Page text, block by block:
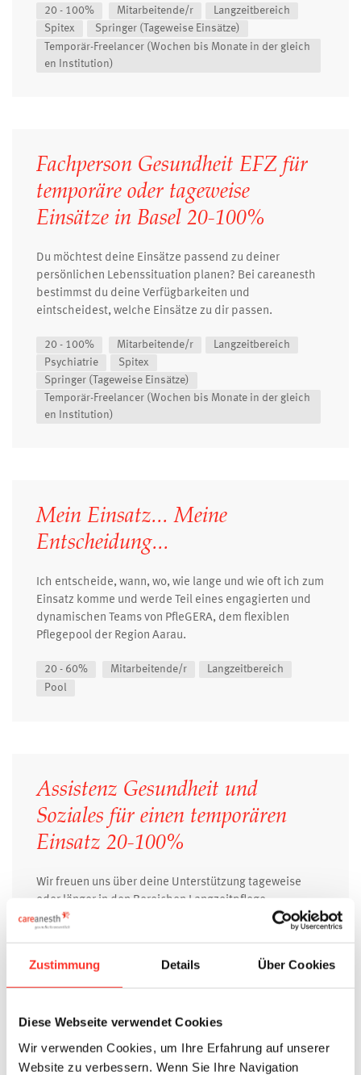
Zustimmung Details Über Cookies
Diese Webseite verwendet Cookies
Wir verwenden Cookies, um Ihre Erfahrung auf unserer
Website zu verbessern. Wenn Sie Ihre Navigation
20 - 100% Mitarbeitende/r
Langzeitbereich
Spitex
Springer (Tageweise Einsätze)
Temporär-Freelancer (Wochen bis Monate in der gleich
en Institution)
Fachperson Gesundheit EFZ für
temporäre oder tageweise
Einsätze in Basel 20-100%
Du möchtest deine Einsätze passend zu deiner
persönlichen Lebenssituation planen? Bei careanesth
bestimmst du deine Verfügbarkeiten und
eintscheidest, welche Einsätze zu dir passen.
20 - 100% Mitarbeitende/r
Langzeitbereich
Psychiatrie
Spitex
Springer (Tageweise Einsätze)
Temporär-Freelancer (Wochen bis Monate in der gleich
en Institution)
Mein Einsatz... Meine
Entscheidung...
Ich entscheide, wann, wo, wie lange und wie oft ich zum
Einsatz komme und werde Teil eines engagierten und
dynamischen Teams von PfleGERA, dem flexiblen
Pflegepool der Region Aarau.
20 - 60% Mitarbeitende/r
Langzeitbereich
Pool
Assistenz Gesundheit und
Soziales für einen temporären
Einsatz 20-100%
Wir freuen uns über deine Unterstützung tageweise
oder länger in den Bereichen Langzeitpflege,
Sondereinrichtungen, Psychiatrie und in der Spitex
20 - 100% Mitarbeitende/r
Langzeitbereich
Springer (Tageweise Einsätze)
Temporär-Freelancer (Wochen bis Monate in der gleich